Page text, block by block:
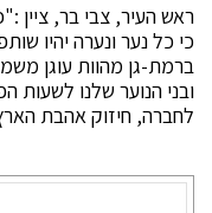
ראש העיר, צבי בר, ציין
כי כל נער ונערה יהיו
ברמת-גן מהוות עוגן
ובני הנוער שלנו לשעות
לחברה, חיזוק אהבת